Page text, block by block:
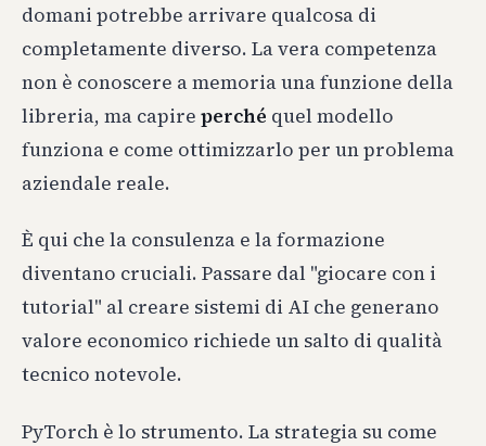
domani potrebbe arrivare qualcosa di
completamente diverso. La vera competenza
non è conoscere a memoria una funzione della
libreria, ma capire perché quel modello
funziona e come ottimizzarlo per un problema
aziendale reale.
È qui che la consulenza e la formazione
diventano cruciali. Passare dal "giocare con i
tutorial" al creare sistemi di AI che generano
valore economico richiede un salto di qualità
tecnico notevole.
PyTorch è lo strumento. La strategia su come